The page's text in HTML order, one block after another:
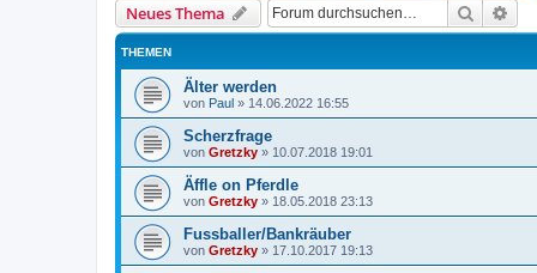
Neues Thema Suche
THEMEN
Älter werden
von Paul » 14.06.2022 16:55
Scherzfrage
von Gretzky » 10.07.2018 19:01
Äffle on Pferdle
von Gretzky » 18.05.2018 23:13
Fussballer/Bankräuber
von Gretzky » 17.10.2017 19:13